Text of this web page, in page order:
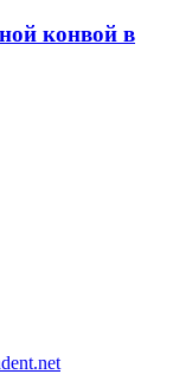
конвой в